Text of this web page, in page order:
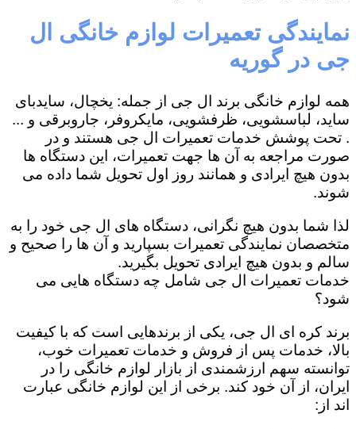
نمایندگی تعمیرات لوازم خانگی ال
جی در گوریه
همه لوازم خانگی برند ال جی از جمله: یخچال، سایدبای
ساید، لباسشویی، ظرفشویی، مایکروفر، جاروبرقی و ...
. تحت پوشش خدمات تعمیرات ال جی هستند و در
صورت مراجعه به آن ها جهت تعمیرات، این دستگاه ها
بدون هیچ ایرادی و همانند روز اول تحویل شما داده می
شوند.
لذا شما بدون هیچ نگرانی، دستگاه های ال جی خود را به
متخصصان نمایندگی تعمیرات بسپارید و آن ها را صحیح و
سالم و بدون هیچ ایرادی تحویل بگیرید.
خدمات تعمیرات ال جی شامل چه دستگاه هایی می
شود؟
برند کره ای ال جی، یکی از برندهایی است که با کیفیت
بالا، خدمات پس از فروش و خدمات تعمیرات خوب،
توانسته سهم ارزشمندی از بازار لوازم خانگی را در
ایران، از آن خود کند. برخی از این لوازم خانگی عبارت
اند از: